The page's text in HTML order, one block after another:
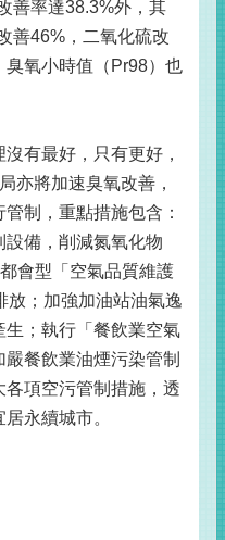
善率達38.3%外，其
善46%，二氧化硫改
氧小時值（Pr98）也
有最好，只有更好，
亦將加速臭氧改善，
制，重點措施包含：
備，削減氮氧化物
會型「空氣品質維護
放；加強加油站油氣逸
；執行「餐飲業空氣
餐飲業油煙污染管制
項空污管制措施，透
永續城市。